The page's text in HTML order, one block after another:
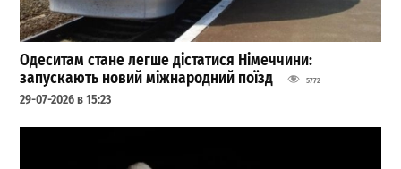
Одеситам стане легше дістатися Німеччини:
запускають новий міжнародний поїзд
5772
29-07-2026 в 15:23